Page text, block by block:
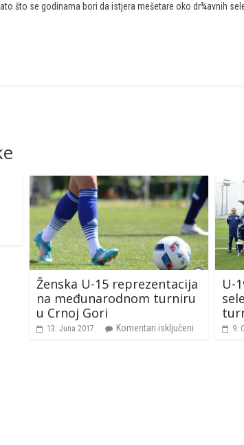
što se godinama bori da istjera mešetare oko dr¾avnih
Ženska U-15 reprezentacija
na međunarodnom turniru
u Crnoj Gori
13. Juna 2017. Komentari isključeni
U-
9.